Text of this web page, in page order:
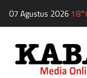
07 Agustus 2026